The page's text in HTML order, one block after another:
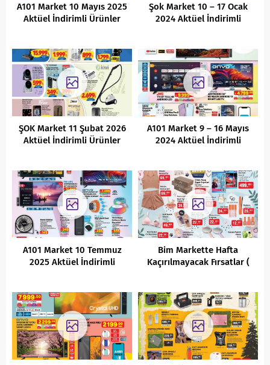
A101 Market 10 Mayıs 2025
Aktüel İndirimli Ürünler
Şok Market 10 – 17 Ocak
2024 Aktüel İndirimli
ŞOK Market 11 Şubat 2026
Aktüel İndirimli Ürünler
A101 Market 9 – 16 Mayıs
2024 Aktüel İndirimli
A101 Market 10 Temmuz
2025 Aktüel İndirimli
Bim Markette Hafta
Kaçırılmayacak Fırsatlar (